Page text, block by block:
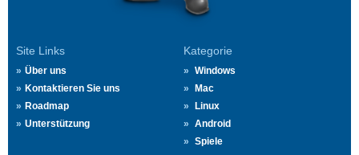
Site Links
Über uns
Kontaktieren Sie uns
Roadmap
Unterstützung
Kategorie
Windows
Mac
Linux
Android
Spiele